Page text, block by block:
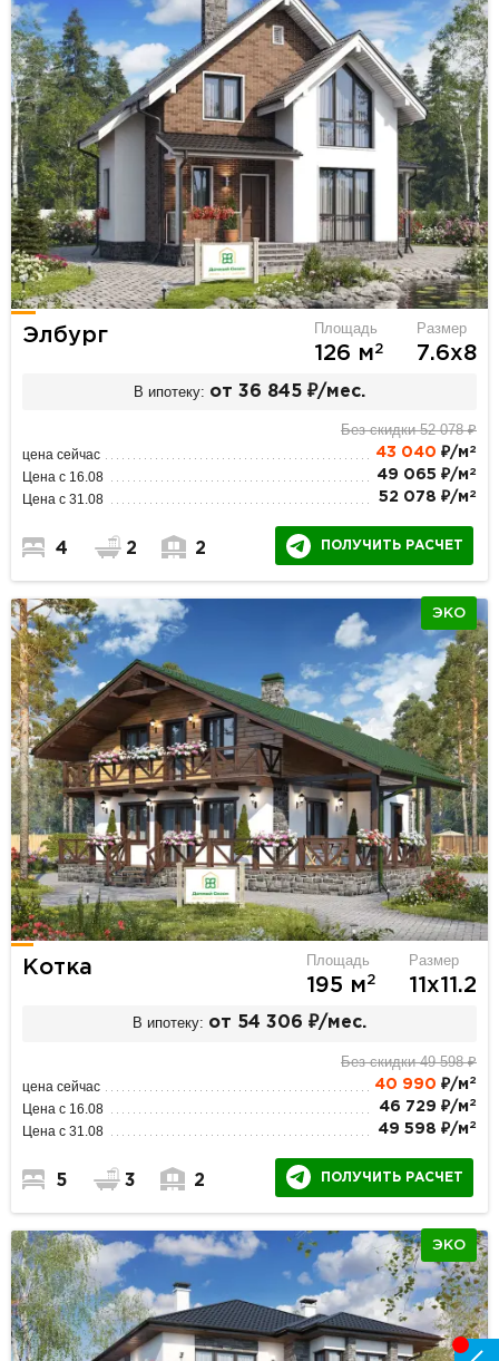
Элбург Площадь
126 м2
Размер
7.6х8
В ипотеку: от 36 845 ₽/мес.
Без скидки 52 078 ₽
цена сейчас 43 040 ₽/м 2
Цена с 16.08 49 065 ₽/м 2
Цена с 31.08 52 078 ₽/м 2
4 2 2 ПОЛУЧИТЬ РАСЧЕТ
ЭКО
Котка Площадь
195 м2
Размер
11х11.2
В ипотеку: от 54 306 ₽/мес.
Без скидки 49 598 ₽
цена сейчас 40 990 ₽/м 2
Цена с 16.08 46 729 ₽/м 2
Цена с 31.08 49 598 ₽/м 2
5 3 2 ПОЛУЧИТЬ РАСЧЕТ
ЭКО